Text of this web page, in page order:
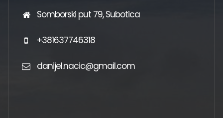
Somborski put 79, Subotica
+381637746318
danijel.nacic@gmail.com